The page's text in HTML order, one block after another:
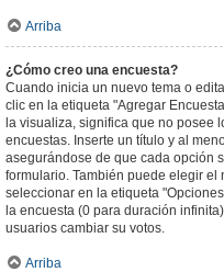
Arriba
¿Cómo creo una encuesta?
Cuando inicia un nuevo tema o
clic en la etiqueta "Agregar
la visualiza, significa que no posee
encuestas. Inserte un título y al
asegurándose de que cada opción
formulario. También puede elegir
seleccionar en la etiqueta
la encuesta (0 para duración
usuarios cambiar su votos.
Arriba